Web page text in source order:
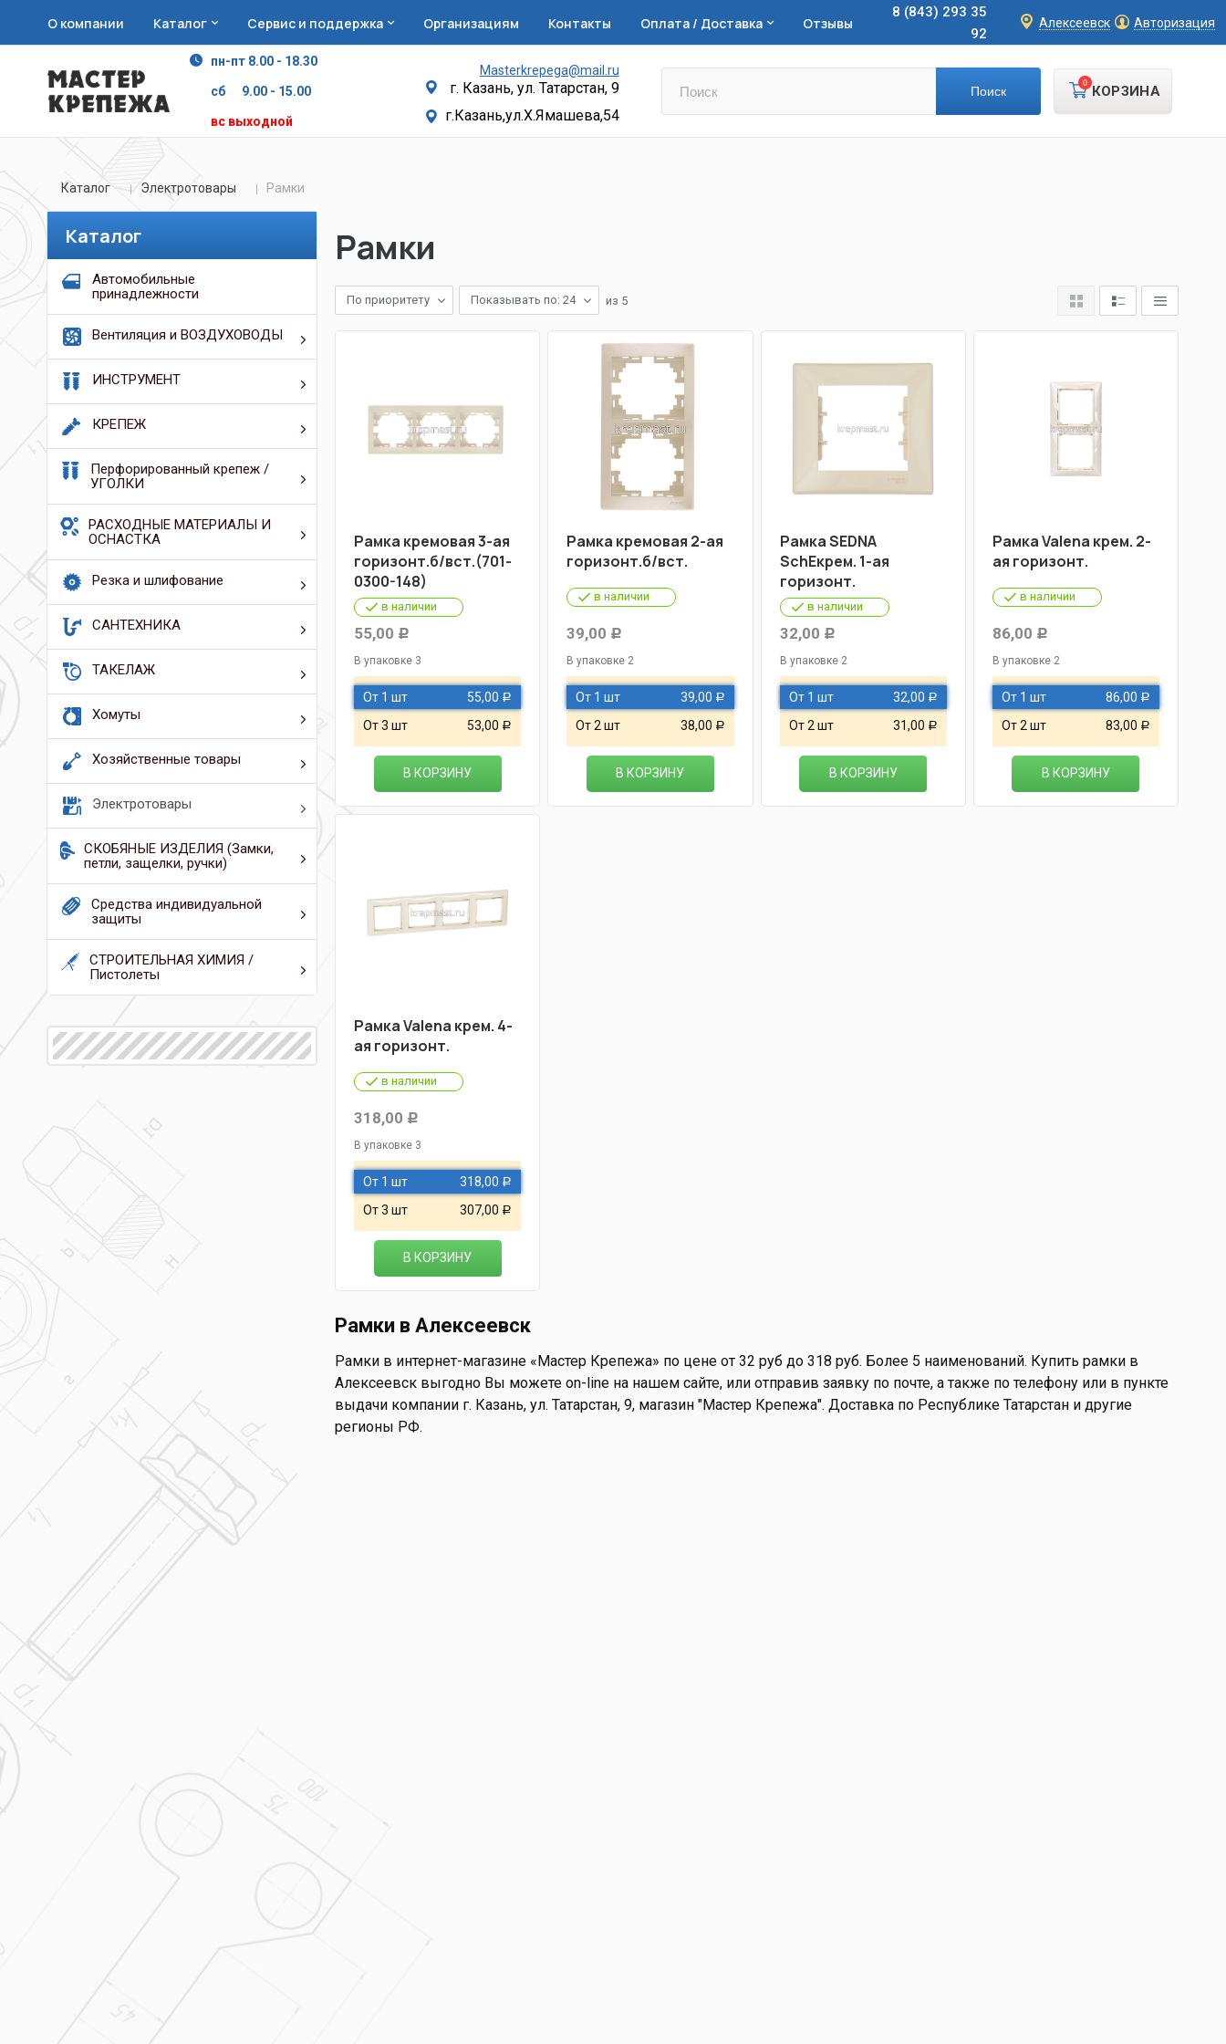
О компании Каталог Сервис и поддержка Организациям Контакты Оплата / Доставка Отзывы
8 (843) 293 35
92
Алексеевск Авторизация
пн-пт 8.00 - 18.30
сб 9.00 - 15.00
вс выходной
Masterkrepega@mail.ru
г. Казань, ул. Татарстан, 9
г.Казань,ул.Х.Ямашева,54
КОРЗИНА
0
Каталог Электротовары Рамки
Каталог
Автомобильные
принадлежности
Вентиляция и ВОЗДУХОВОДЫ
ИНСТРУМЕНТ
КРЕПЕЖ
Перфорированный крепеж /
УГОЛКИ
РАСХОДНЫЕ МАТЕРИАЛЫ И
ОСНАСТКА
Резка и шлифование
САНТЕХНИКА
ТАКЕЛАЖ
Хомуты
Хозяйственные товары
Электротовары
СКОБЯНЫЕ ИЗДЕЛИЯ (Замки,
петли, защелки, ручки)
Средства индивидуальной
защиты
СТРОИТЕЛЬНАЯ ХИМИЯ /
Пистолеты
Рамки
По приоритету Показывать по: 24 из 5
Рамка кремовая 3-ая
горизонт.б/вст.(701-
0300-148)
в наличии
55,00 Р
В упаковке 3
От 1 шт 55,00 Р
От 3 шт 53,00 Р
В КОРЗИНУ
Рамка кремовая 2-ая
горизонт.б/вст.
в наличии
39,00 Р
В упаковке 2
От 1 шт 39,00 Р
От 2 шт 38,00 Р
В КОРЗИНУ
Рамка SEDNA
SchEкрем. 1-ая
горизонт.
в наличии
32,00 Р
В упаковке 2
От 1 шт 32,00 Р
От 2 шт 31,00 Р
В КОРЗИНУ
Рамка Valena крем. 2-
ая горизонт.
в наличии
86,00 Р
В упаковке 2
От 1 шт 86,00 Р
От 2 шт 83,00 Р
В КОРЗИНУ
Рамка Valena крем. 4-
ая горизонт.
в наличии
318,00 Р
В упаковке 3
От 1 шт 318,00 Р
От 3 шт 307,00 Р
В КОРЗИНУ
Рамки в Алексеевск
Рамки в интернет-магазине «Мастер Крепежа» по цене от 32 руб до 318 руб. Более 5 наименований. Купить рамки в
Алексеевск выгодно Вы можете on-line на нашем сайте, или отправив заявку по почте, а также по телефону или в пункте
выдачи компании г. Казань, ул. Татарстан, 9, магазин "Мастер Крепежа". Доставка по Республике Татарстан и другие
регионы РФ.